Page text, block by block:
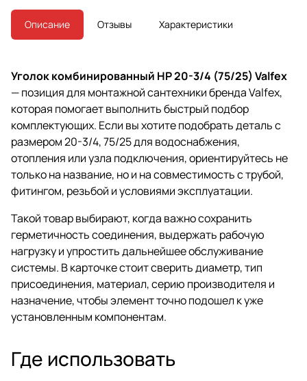
Описание Отзывы Характеристики
Уголок комбинированный НР 20-3/4 (75/25) Valfex
— позиция для монтажной сантехники бренда Valfex,
которая помогает выполнить быстрый подбор
комплектующих. Если вы хотите подобрать деталь с
размером 20-3/4, 75/25 для водоснабжения,
отопления или узла подключения, ориентируйтесь не
только на название, но и на совместимость с трубой,
фитингом, резьбой и условиями эксплуатации.
Такой товар выбирают, когда важно сохранить
герметичность соединения, выдержать рабочую
нагрузку и упростить дальнейшее обслуживание
системы. В карточке стоит сверить диаметр, тип
присоединения, материал, серию производителя и
назначение, чтобы элемент точно подошел к уже
установленным компонентам.
Где использовать